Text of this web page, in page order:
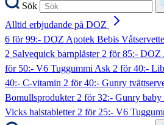
Sök
Alltid erbjudande på DOZ
6 för 99:- DOZ Apotek Bebis
2 Salvequick barnplåster2 för 85:- DOZ
för 50:- V6 Tuggummi Ask 2 för 40:-
40:- C-vitamin 2 för 40:- Gunry
Bomullsprodukter2 för 32:- Gunry
Vicks halstabletter2 för 25:- V6